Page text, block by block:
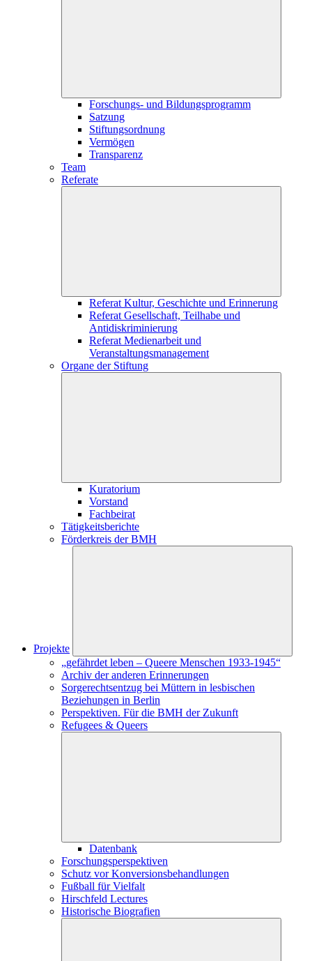
Forschungs- und Bildungsprogramm
Satzung
Stiftungsordnung
Vermögen
Transparenz
Team
Referate
Referat Kultur, Geschichte und Erinnerung
Referat Gesellschaft, Teilhabe und
Antidiskriminierung
Referat Medienarbeit und
Veranstaltungsmanagement
Organe der Stiftung
Kuratorium
Vorstand
Fachbeirat
Tätigkeitsberichte
Förderkreis der BMH
Projekte
„gefährdet leben – Queere Menschen 1933-1945“
Archiv der anderen Erinnerungen
Sorgerechtsentzug bei Müttern in lesbischen
Beziehungen in Berlin
Perspektiven. Für die BMH der Zukunft
Refugees & Queers
Datenbank
Forschungs­perspektiven
Schutz vor Konversions­­­­­­­­­­­­behandlungen
Fußball für Vielfalt
Hirschfeld Lectures
Historische Biografien